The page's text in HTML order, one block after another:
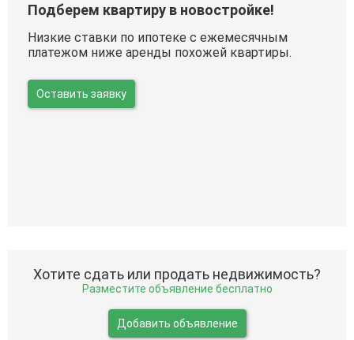
Подберем квартиру в новостройке!
Низкие ставки по ипотеке с ежемесячным
платежом ниже аренды похожей квартиры.
Оставить заявку
Хотите сдать или продать недвижимость?
Разместите объявление бесплатно
Добавить объявление